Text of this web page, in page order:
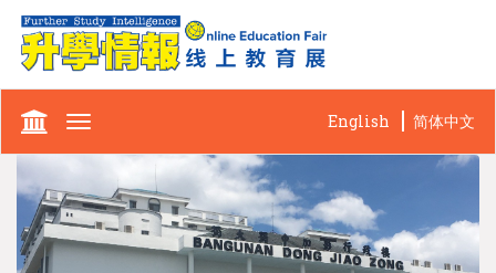
Toggle
English 简体中文